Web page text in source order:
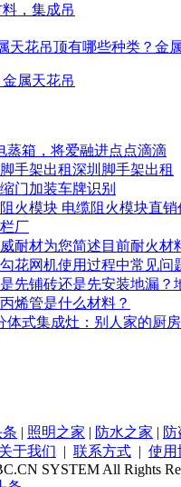
，集成吊
属天花吊
蒸箱，将爱融进点点滴滴
手架出租深圳脚手架出租
门加装车牌识别
火模块 电缆阻火模块直销
厂
耐材为您简述目前耐火材
花网机使用过程中常见问
先铺砖还是先安装地漏？
烯管是什么材料？
体式集成灶：别人家的厨
| 照明之家 | 防水之家 |
关于我们 | 联系方式 | 使用
SYSTEM All Rights